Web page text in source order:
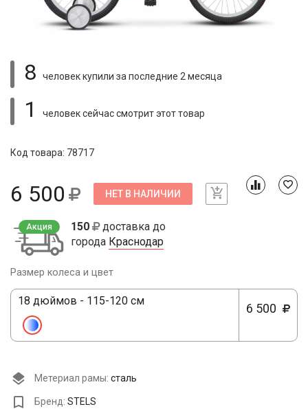
8 человек купили за последние 2 месяца
1 человек сейчас смотритэтот товар
Код товара: 78717
6 500 НЕТ В НАЛИЧИИ
Акция 150
доставка до
города Краснодар
Размер колеса и цвет
18 дюймов - 115-120 см
6 500
Метериал рамы: сталь
Бренд: STELS